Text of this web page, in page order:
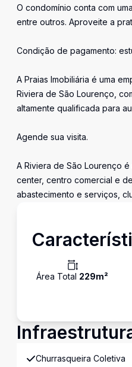
O condomínio conta com
entre outros. Aproveite a
Condição de pagamento:
A Praias Imobiliária é uma
Riviera de São Lourenço,
altamente qualificada para
Agende sua visita.
A Riviera de São Lourenço
center, centro comercial e
abastecimento e serviços,
Área Total 229m²
Churrasqueira Coletiva